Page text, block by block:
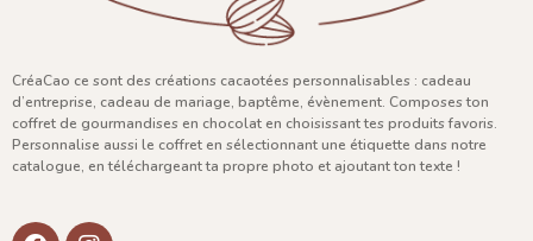
CréaCao ce sont des créations cacaotées personnalisables : cadeau
d’entreprise, cadeau de mariage, baptême, évènement. Composes ton
coffret de gourmandises en chocolat en choisissant tes produits favoris.
Personnalise aussi le coffret en sélectionnant une étiquette dans notre
catalogue, en téléchargeant ta propre photo et ajoutant ton texte !